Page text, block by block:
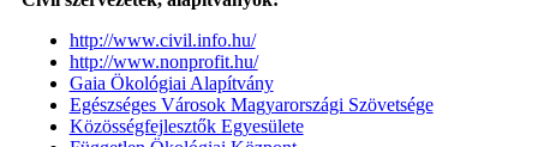
http://www.civil.info.hu/
http://www.nonprofit.hu/
Gaia Ökológiai Alapítvány
Egészséges Városok Magyarországi Szövetsége
Közösségfejlesztők Egyesülete